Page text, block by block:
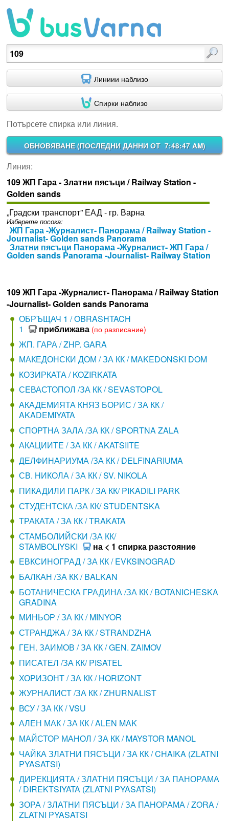
Потърсете спирка или линия.
Линиии наблизо
Спирки наблизо
Потърсете спирка или линия.
ОБНОВЯВАНЕ (ПОСЛЕДНИ ДАННИ ОТ 7:48:47 AM)
Линия:
109 ЖП Гара - Златни пясъци / Railway Station -
Golden sands
„Градски транспорт” ЕАД - гр. Варна
Изберете посока:
ЖП Гара -Журналист- Панорама / Railway Station -
Journalist- Golden sands Panorama
Златни пясъци Панорама -Журналист- ЖП Гара /
Golden sands Panorama -Journalist- Railway Station
109 ЖП Гара -Журналист- Панорама / Railway Station
-Journalist- Golden sands Panorama
ОБРЪЩАЧ 1 / OBRASHTACH
1
приближава (по разписание)
ЖП. ГАРА / ZHP. GARA
МАКЕДОНСКИ ДОМ / ЗА КК / MAKEDONSKI DOM
КОЗИРКАТА / KOZIRKATA
СЕВАСТОПОЛ /ЗА КК / SEVASTOPOL
АКАДЕМИЯТА КНЯЗ БОРИС / ЗА КК /
AKADEMIYATA
СПОРТНА ЗАЛА /ЗА КК / SPORTNA ZALA
АКАЦИИТЕ / ЗА КК / AKATSIITE
ДЕЛФИНАРИУМА /ЗА КК / DELFINARIUMA
СВ. НИКОЛА / ЗА КК / SV. NIKOLA
ПИКАДИЛИ ПАРК / ЗА КК/ PIKADILI PARK
СТУДЕНТСКА /ЗА КК/ STUDENTSKA
ТРАКАТА / ЗА КК / TRAKATA
СТАМБОЛИЙСКИ /ЗА КК/
STAMBOLIYSKI
на < 1 спирка разстояние
ЕВКСИНОГРАД / ЗА КК / EVKSINOGRAD
БАЛКАН /ЗА КК / BALKAN
БОТАНИЧЕСКА ГРАДИНА /ЗА КК / BOTANICHESKA
GRADINA
МИНЬОР / ЗА КК / MINYOR
СТРАНДЖА / ЗА КК / STRANDZHA
ГЕН. ЗАИМОВ / ЗА КК / GEN. ZAIMOV
ПИСАТЕЛ /ЗА КК/ PISATEL
ХОРИЗОНТ / ЗА КК / HORIZONT
ЖУРНАЛИСТ /ЗА КК / ZHURNALIST
ВСУ / ЗА КК / VSU
АЛЕН МАК / ЗА КК / ALEN MAK
МАЙСТОР МАНОЛ / ЗА КК / MAYSTOR MANOL
ЧАЙКА ЗЛАТНИ ПЯСЪЦИ / ЗА КК / CHAIKA (ZLATNI
PYASATSI)
ДИРЕКЦИЯТА / ЗЛАТНИ ПЯСЪЦИ / ЗА ПАНОРАМА
/ DIREKTSIYATA (ZLATNI PYASATSI)
ЗОРА / ЗЛАТНИ ПЯСЪЦИ / ЗА ПАНОРАМА / ZORA /
ZLATNI PYASATSI